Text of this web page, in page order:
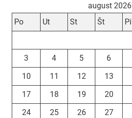
august 2026
Po
Ut St Št Pi
3
4 5 6
10
11 12 13
17
18 19 20
24
25 26 27